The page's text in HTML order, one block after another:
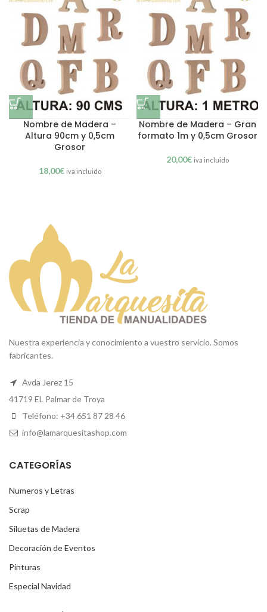
Nombre de Madera –
Altura 90cm y 0,5cm
Grosor
18,00€ iva incluido
Nombre de Madera – Gran
formato 1m y 0,5cm Grosor
20,00€ iva incluido
Nuestra experiencia y conocimiento a vuestro servicio. Somos
fabricantes.
Avda Jerez 15
41719 EL Palmar de Troya
Teléfono: +34 651 87 28 46
info@lamarquesitashop.com
CATEGORÍAS
Numeros y Letras
Scrap
Siluetas de Madera
Decoración de Eventos
Pinturas
Especial Navidad